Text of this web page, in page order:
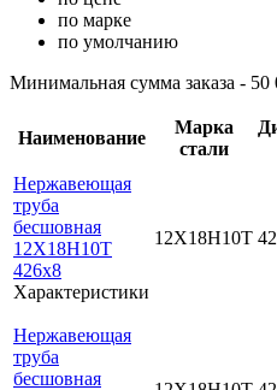
по марке
по умолчанию
Минимальная сумма заказа - 50
Наименование
Марка
стали
Нержавеющая
труба
бесшовная
12Х18Н10Т
426x8
Характеристики
12Х18Н10Т
Нержавеющая
труба
бесшовная